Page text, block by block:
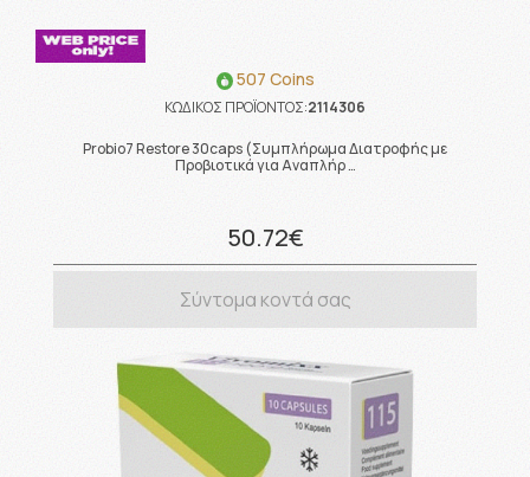
507 Coins
ΚΩΔΙΚΟΣ ΠΡΟΪΟΝΤΟΣ:2114306
Probio7 Restore 30caps (Συμπλήρωμα Διατροφής με
Προβιοτικά για Αναπλήρ …
50.72€
Σύντομα κοντά σας